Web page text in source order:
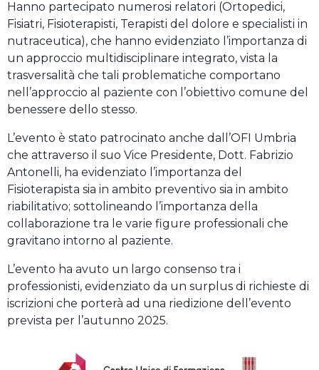
Hanno partecipato numerosi relatori (Ortopedici,
Fisiatri, Fisioterapisti, Terapisti del dolore e specialisti in
nutraceutica), che hanno evidenziato l’importanza di
un approccio multidisciplinare integrato, vista la
trasversalità che tali problematiche comportano
nell’approccio al paziente con l’obiettivo comune del
benessere dello stesso.
L’evento è stato patrocinato anche dall’OFI Umbria
che attraverso il suo Vice Presidente, Dott. Fabrizio
Antonelli, ha evidenziato l’importanza del
Fisioterapista sia in ambito preventivo sia in ambito
riabilitativo; sottolineando l’importanza della
collaborazione tra le varie figure professionali che
gravitano intorno al paziente.
L’evento ha avuto un largo consenso tra i
professionisti, evidenziato da un surplus di richieste di
iscrizioni che porterà ad una riedizione dell’evento
prevista per l’autunno 2025.